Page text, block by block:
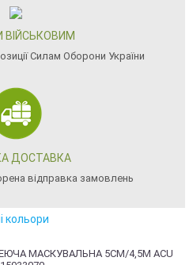
ВІЙСЬКОВИМ
Силам Оборони України
ДОСТАВКА
відправка замовлень
кольори